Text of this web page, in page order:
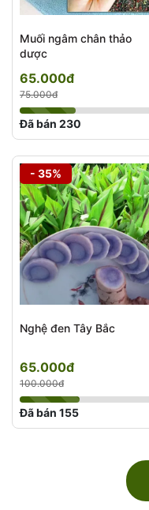
Muối ngâm chân thảo
dược
65.000đ
75.000đ
Đã bán 230
- 35%
Nghệ đen Tây Bắc
65.000đ
100.000đ
Đã bán 155